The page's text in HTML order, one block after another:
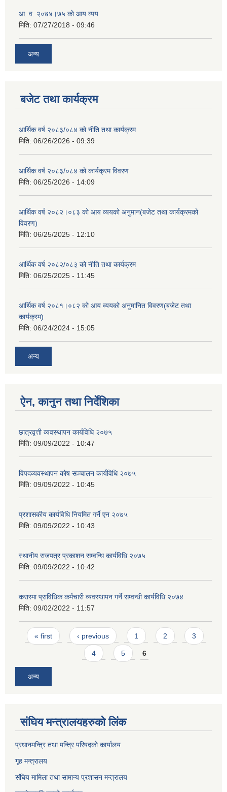
आ‍. व. २०७४।७५ काे आय व्यय
मिति: 07/27/2018 - 09:46
अन्य
बजेट तथा कार्यक्रम
आर्थिक वर्ष २०८३/०८४ को नीति तथा कार्यक्रम
मिति: 06/26/2026 - 09:39
आर्थिक वर्ष २०८३/०८४ को कार्यक्रम विवरण
मिति: 06/25/2026 - 14:09
आर्थिक वर्ष २०८२।०८३ को आय व्ययको अनुमान(बजेट तथा कार्यक्रमको
विवरण)
मिति: 06/25/2025 - 12:10
आर्थिक वर्ष २०८२/०८३ को नीति तथा कार्यक्रम
मिति: 06/25/2025 - 11:45
आर्थिक वर्ष २०८१।०८२ को आय व्ययको अनुमानित विवरण(बजेट तथा
कार्यक्रम)
मिति: 06/24/2024 - 15:05
अन्य
ऐन, कानुन तथा निर्देशिका
छात्रवृत्ती व्यवस्थापन कार्यविधि २०७५
मिति: 09/09/2022 - 10:47
विपदव्यवस्थापन काेष सञ्चालन कार्यविधि २०७५
मिति: 09/09/2022 - 10:45
प्रशासकीय कार्यविधि नियमित गर्ने एन २०७५
मिति: 09/09/2022 - 10:43
स्थानीय राजपत्र प्रकाशन सम्वन्धि कार्यविधि २०७५
मिति: 09/09/2022 - 10:42
करारमा प्राविधिक कर्मचारी व्यवस्थापन गर्ने सम्वन्धी कार्यविधि २०७४
मिति: 09/02/2022 - 11:57
Pages
« first ‹ previous 1 2 3
4 5 6
अन्य
संघिय मन्त्र‍ालयहरुको लिंक
प्रधानमन्त्रि तथा मन्त्रि परिषदको कार्यालय
गृह मन्त्रालय
संघिय मामिला तथा सामान्य प्रशासन मन्त्रालय